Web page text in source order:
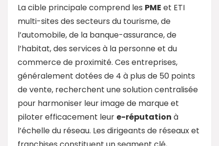
La cible principale comprend les PME et ETI
multi-sites des secteurs du tourisme, de
l’automobile, de la banque-assurance, de
l’habitat, des services à la personne et du
commerce de proximité. Ces entreprises,
généralement dotées de 4 à plus de 50 points
de vente, recherchent une solution centralisée
pour harmoniser leur image de marque et
piloter efficacement leur e-réputation à
l’échelle du réseau. Les dirigeants de réseaux et